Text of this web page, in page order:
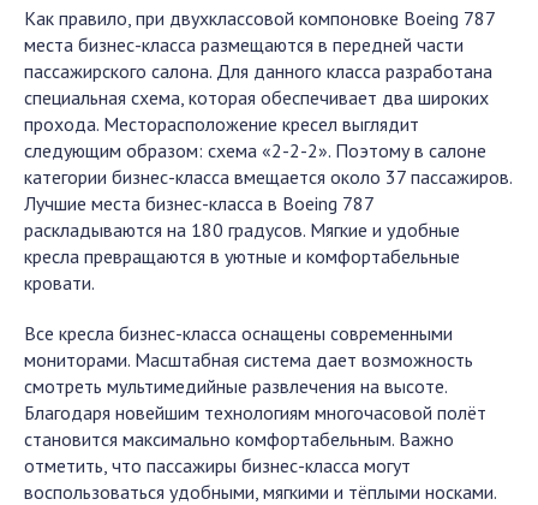
Как правило, при двухклассовой компоновке Boeing 787
места бизнес-класса размещаются в передней части
пассажирского салона. Для данного класса разработана
специальная схема, которая обеспечивает два широких
прохода. Месторасположение кресел выглядит
следующим образом: схема «2-2-2». Поэтому в салоне
категории бизнес-класса вмещается около 37 пассажиров.
Лучшие места бизнес-класса в Boeing 787
раскладываются на 180 градусов. Мягкие и удобные
кресла превращаются в уютные и комфортабельные
кровати.
Все кресла бизнес-класса оснащены современными
мониторами. Масштабная система дает возможность
смотреть мультимедийные развлечения на высоте.
Благодаря новейшим технологиям многочасовой полёт
становится максимально комфортабельным. Важно
отметить, что пассажиры бизнес-класса могут
воспользоваться удобными, мягкими и тёплыми носками.